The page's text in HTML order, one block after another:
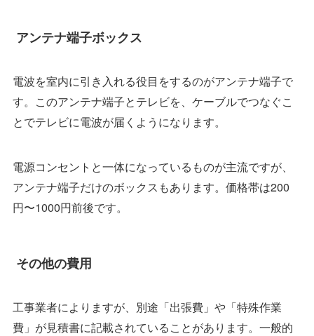
アンテナ端子ボックス
電波を室内に引き入れる役目をするのがアンテナ端子で
す。このアンテナ端子とテレビを、ケーブルでつなぐこ
とでテレビに電波が届くようになります。
電源コンセントと一体になっているものが主流ですが、
アンテナ端子だけのボックスもあります。価格帯は200
円〜1000円前後です。
その他の費用
工事業者によりますが、別途「出張費」や「特殊作業
費」が見積書に記載されていることがあります。一般的